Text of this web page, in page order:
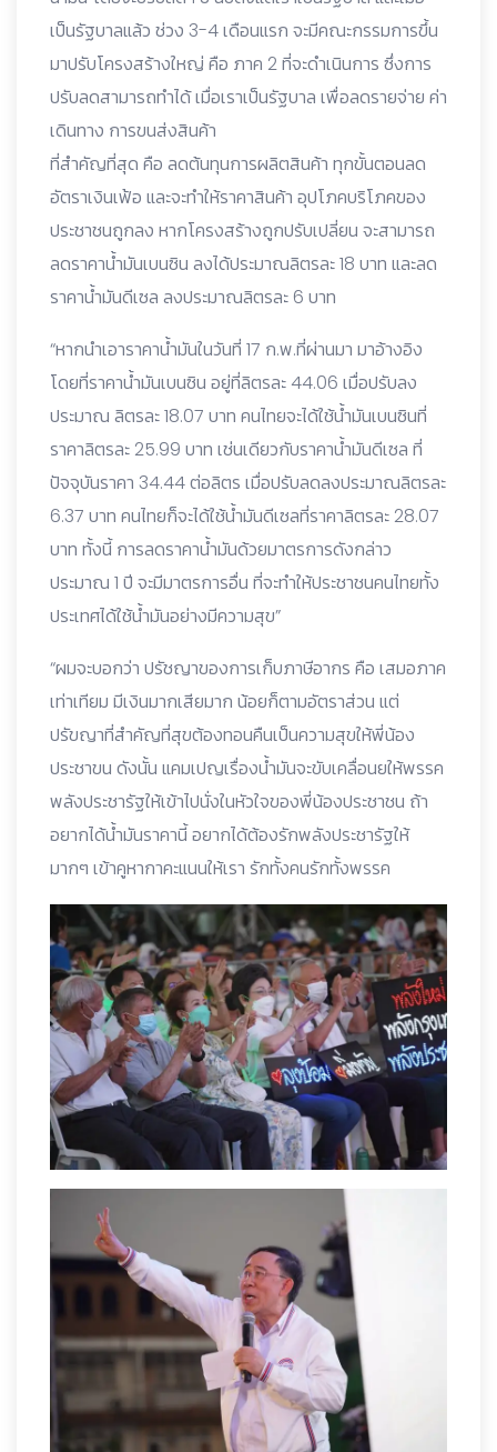
เป็นรัฐบาลแล้ว ช่วง 3-4 เดือนแรก จะมีคณะกรรมการขึ้น
มาปรับโครงสร้างใหญ่ คือ ภาค 2 ที่จะดำเนินการ ซึ่งการ
ปรับลดสามารถทำได้ เมื่อเราเป็นรัฐบาล เพื่อลดรายจ่าย ค่า
เดินทาง การขนส่งสินค้า
ที่สำคัญที่สุด คือ ลดต้นทุนการผลิตสินค้า ทุกขั้นตอนลด
อัตราเงินเฟ้อ และจะทำให้ราคาสินค้า อุปโภคบริโภคของ
ประชาชนถูกลง หากโครงสร้างถูกปรับเปลี่ยน จะสามารถ
ลดราคาน้ำมันเบนซิน ลงได้ประมาณลิตรละ 18 บาท และลด
ราคาน้ำมันดีเซล ลงประมาณลิตรละ 6 บาท
“หากนำเอาราคาน้ำมันในวันที่ 17 ก.พ.ที่ผ่านมา มาอ้างอิง
โดยที่ราคาน้ำมันเบนซิน อยู่ที่ลิตรละ 44.06 เมื่อปรับลง
ประมาณ ลิตรละ 18.07 บาท คนไทยจะได้ใช้น้ำมันเบนซินที่
ราคาลิตรละ 25.99 บาท เช่นเดียวกับราคาน้ำมันดีเซล ที่
ปัจจุบันราคา 34.44 ต่อลิตร เมื่อปรับลดลงประมาณลิตรละ
6.37 บาท คนไทยก็จะได้ใช้น้ำมันดีเซลที่ราคาลิตรละ 28.07
บาท ทั้งนี้ การลดราคาน้ำมันด้วยมาตรการดังกล่าว
ประมาณ 1 ปี จะมีมาตรการอื่น ที่จะทำให้ประชาชนคนไทยทั้ง
ประเทศได้ใช้น้ำมันอย่างมีความสุข”
“ผมจะบอกว่า ปรัชญาของการเก็บภาษีอากร คือ เสมอภาค
เท่าเทียม มีเงินมากเสียมาก น้อยก็ตามอัตราส่วน แต่
ปรัขญาที่สำคัญที่สุขต้องทอนคืนเป็นความสุขให้พี่น้อง
ประชาขน ดังนั้น แคมเปญเรื่องน้ำมันจะขับเคลื่อนยให้พรรค
พลังประชารัฐให้เข้าไปนั่งในหัวใจของพี่น้องประชาชน ถ้า
อยากได้น้ำมันราคานี้ อยากได้ต้องรักพลังประชารัฐให้
มากๆ เข้าคูหากาคะแนนให้เรา รักทั้งคนรักทั้งพรรค